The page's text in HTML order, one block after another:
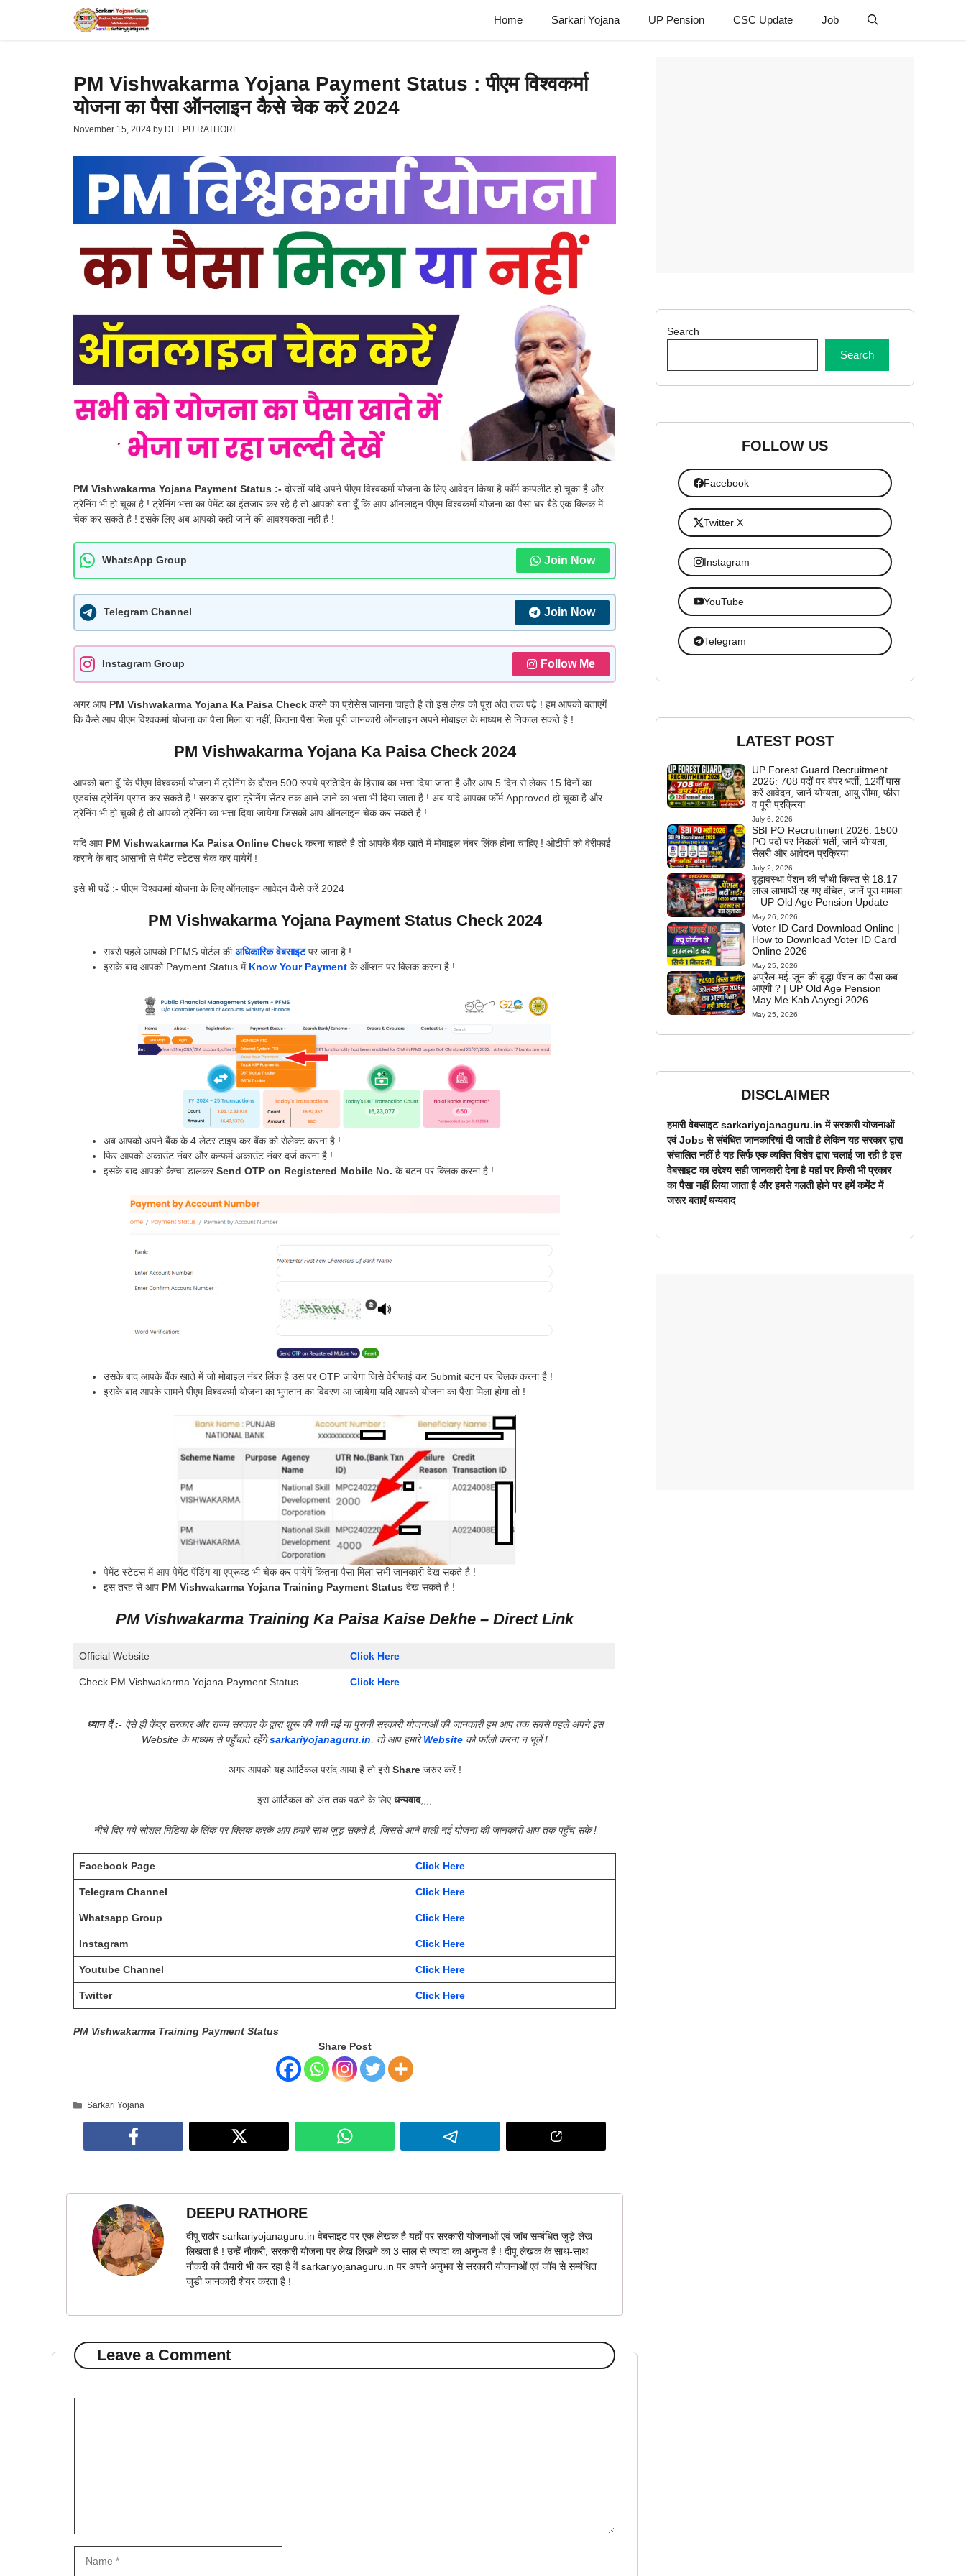
Home Sarkari Yojana UP Pension CSC Update Job
PM Vishwakarma Yojana Payment Status : पीएम विश्वकर्मा
योजना का पैसा ऑनलाइन कैसे चेक करें 2024
November 15, 2024 by DEEPU RATHORE
PM Vishwakarma Yojana Payment Status :- दोस्तों यदि अपने पीएम विश्वकर्मा योजना के लिए आवेदन किया है फॉर्म कम्पलीट हो चूका है और
ट्रेनिंग भी हो चूका है ! ट्रेनिंग भत्ता का पेमेंट का इंतजार कर रहे है तो आपको बता दूँ कि आप ऑनलाइन पीएम विश्वकर्मा योजना का पैसा घर बैठे एक क्लिक में
चेक कर सकते है ! इसके लिए अब आपको कही जाने की आवश्यकता नहीं है !
WhatsApp Group Join Now
Telegram Channel Join Now
Instagram Group Follow Me
अगर आप PM Vishwakarma Yojana Ka Paisa Check करने का प्रोसेस जानना चाहते है तो इस लेख को पूरा अंत तक पढ़े ! हम आपको बताएगें
कि कैसे आप पीएम विश्वकर्मा योजना का पैसा मिला या नहीं, कितना पैसा मिला पूरी जानकारी ऑनलाइन अपने मोबाइल के माध्यम से निकाल सकते है !
PM Vishwakarma Yojana Ka Paisa Check 2024
आपको बता दूँ कि पीएम विश्वकर्मा योजना में ट्रेनिंग के दौरान 500 रुपये प्रतिदिन के हिसाब का भत्ता दिया जाता है और आप 5 दिन से लेकर 15 दिनों का
एडवांस ट्रेनिंग प्राप्त कर सकते है ! सरकार द्वारा ट्रेनिंग सेंटर तक आने-जाने का भत्ता भी दिया जाता है ! अब यदि आपका फॉर्म Approved हो चूका है और
ट्रेनिंग भी हो चुकी है तो आपको ट्रेनिंग का भत्ता दिया जायेगा जिसको आप ऑनलाइन चेक कर सकते है !
यदि आप PM Vishwakarma Ka Paisa Online Check करना चाहते है तो आपके बैंक खाते में मोबाइल नंबर लिंक होना चाहिए ! ओटीपी को वेरीफाई
कराने के बाद आसानी से पेमेंट स्टेटस चेक कर पायेगें !
इसे भी पढ़ें :- पीएम विश्वकर्मा योजना के लिए ऑनलाइन आवेदन कैसे करें 2024
PM Vishwakarma Yojana Payment Status Check 2024
सबसे पहले आपको PFMS पोर्टल कीअधिकारिक वेबसाइटपर जाना है !
इसके बाद आपको Payment Status में Know Your Payment के ऑप्शन पर क्लिक करना है !
अब आपको अपने बैंक के 4 लेटर टाइप कर बैंक को सेलेक्ट करना है !
फिर आपको अकाउंट नंबर और कन्फर्म अकाउंट नंबर दर्ज करना है !
इसके बाद आपको कैप्चा डालकरSend OTP on Registered Mobile No. के बटन पर क्लिक करना है !
उसके बाद आपके बैंक खाते में जो मोबाइल नंबर लिंक है उस पर OTP जायेगा जिसे वेरीफाई कर Submit बटन पर क्लिक करना है !
इसके बाद आपके सामने पीएम विश्वकर्मा योजना का भुगतान का विवरण आ जायेगा यदि आपको योजना का पैसा मिला होगा तो !
पेमेंट स्टेटस में आप पेमेंट पेंडिंग या एप्रूव्ड भी चेक कर पायेगें कितना पैसा मिला सभी जानकारी देख सकते है !
इस तरह से आप PM Vishwakarma Yojana Training Payment Status देख सकते है !
PM Vishwakarma Training Ka Paisa Kaise Dekhe – Direct Link
Official Website Click Here
Check PM Vishwakarma Yojana Payment Status Click Here
ध्यान दें :-ऐसे ही केंद्र सरकार और राज्य सरकार के द्वारा शुरू की गयी नई या पुरानी सरकारी योजनाओं की जानकारी हम आप तक सबसे पहले अपने इस
Website के माध्यम से पहुँचाते रहेंगेsarkariyojanaguru.in , तो आप हमारेWebsite को फॉलो करना न भूलें !
अगर आपको यह आर्टिकल पसंद आया है तो इसेShareजरुर करें !
इस आर्टिकल को अंत तक पढने के लिएधन्यवाद,,,,
नीचे दिए गये सोशल मिडिया के लिंक पर क्लिक करके आप हमारे साथ जुड़ सकते है, जिससे आने वाली नई योजना की जानकारी आप तक पहुँच सके !
Facebook Page Click Here
Telegram Channel Click Here
Whatsapp Group Click Here
Instagram Click Here
Youtube Channel Click Here
Twitter Click Here
PM Vishwakarma Training Payment Status
Share Post
Categories
Sarkari Yojana
DEEPU RATHORE
दीपू राठौर sarkariyojanaguru.in वेबसाइट पर एक लेखक है यहाँ पर सरकारी योजनाओं एवं जॉब सम्बंधित जुड़े लेख
लिखता है ! उन्हें नौकरी, सरकारी योजना पर लेख लिखने का 3 साल से ज्यादा का अनुभव है ! दीपू लेखक के साथ-साथ
नौकरी की तैयारी भी कर रहा है वें sarkariyojanaguru.in पर अपने अनुभव से सरकारी योजनाओं एवं जॉब से सम्बंधित
जुडी जानकारी शेयर करता है !
Leave a Comment
Search
Search
FOLLOW US
Facebook
Twitter X
Instagram
YouTube
Telegram
LATEST POST
UP Forest Guard Recruitment
2026: 708 पदों पर बंपर भर्ती, 12वीं पास
करें आवेदन, जानें योग्यता, आयु सीमा, फीस
व पूरी प्रक्रिया
July 6, 2026
SBI PO Recruitment 2026: 1500
PO पदों पर निकली भर्ती, जानें योग्यता,
सैलरी और आवेदन प्रक्रिया
July 2, 2026
वृद्धावस्था पेंशन की चौथी किस्त से 18.17
लाख लाभार्थी रह गए वंचित, जानें पूरा मामला
– UP Old Age Pension Update
May 26, 2026
Voter ID Card Download Online |
How to Download Voter ID Card
Online 2026
May 25, 2026
अप्रैल-मई-जून की वृद्धा पेंशन का पैसा कब
आएगी ? | UP Old Age Pension
May Me Kab Aayegi 2026
May 25, 2026
DISCLAIMER
हमारी वेबसाइट sarkariyojanaguru.in में सरकारी योजनाओं
एवं Jobs से संबंधित जानकारियां दी जाती है लेकिन यह सरकार द्वारा
संचालित नहीं है यह सिर्फ एक व्यक्ति विशेष द्वारा चलाई जा रही है इस
वेबसाइट का उद्देश्य सही जानकारी देना है यहां पर किसी भी प्रकार
का पैसा नहीं लिया जाता है और हमसे गलती होने पर हमें कमेंट में
जरूर बताएं धन्यवाद